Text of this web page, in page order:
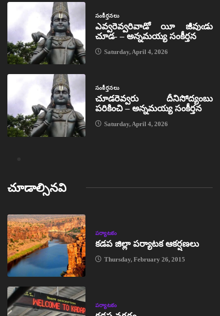
సంకీర్తనలు
ఎవ్వరెవ్వరివాడో యీ జీవుఁడు
చూడ- – అన్నమయ్య సంకీర్తన
Saturday, April 4, 2026
సంకీర్తనలు
చూడరెవ్వరు దీనిసోద్యంబు
పరికించి – అన్నమయ్య సంకీర్తన
Saturday, April 4, 2026
చూడాల్సినవి
పర్యాటకం
కడప జిల్లా పర్యాటక ఆకర్షణలు
Thursday, February 26, 2015
పర్యాటకం